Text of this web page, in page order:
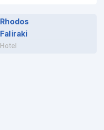
Rhodos
Faliraki
Hotel